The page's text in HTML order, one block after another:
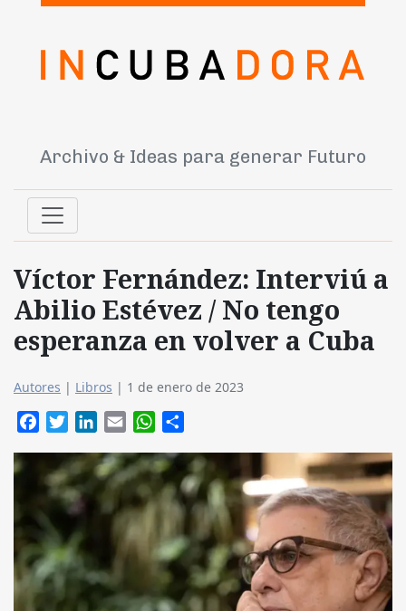
Archivo & Ideas para generar Futuro
Víctor Fernández: Interviú a
Abilio Estévez / No tengo
esperanza en volver a Cuba
Autores | Libros | 1 de enero de 2023
FacebookTwitterLinkedIn
Email WhatsApp